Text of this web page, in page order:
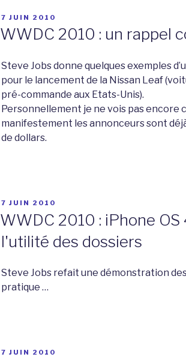
PUBLIÉ
7 JUIN 2010
WWDC 2010 : un rappel
Steve Jobs donne quelques exemples
pour le lancement de la Nissan Leaf
pré-commande aux Etats-Unis).
Personnellement je ne vois pas encore
manifestement les annonceurs sont
de dollars.
PUBLIÉ
7 JUIN 2010
WWDC 2010 : iPhone OS
l'utilité des dossiers
Steve Jobs refait une démonstration des
pratique …
PUBLIÉ
7 JUIN 2010